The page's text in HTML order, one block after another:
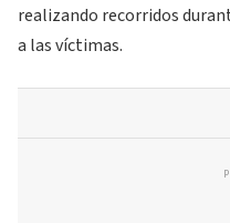
realizando recorridos
a las víctimas.